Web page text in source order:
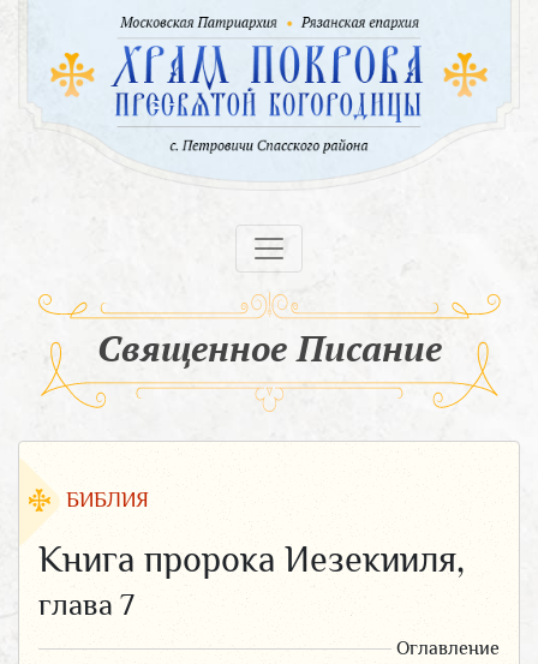
Священное Писание
БИБЛИЯ
Книга пророка Иезекииля,
глава 7
Оглавление